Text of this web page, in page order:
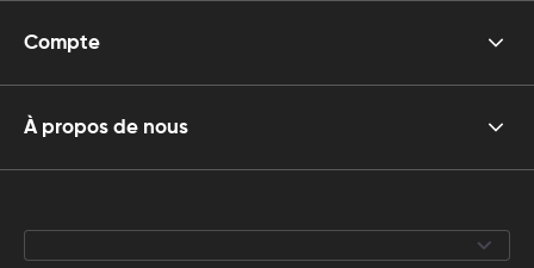
Compte
À propos de nous